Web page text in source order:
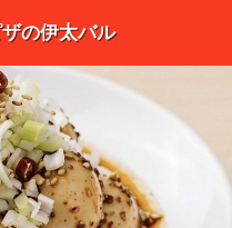
の伊太バル